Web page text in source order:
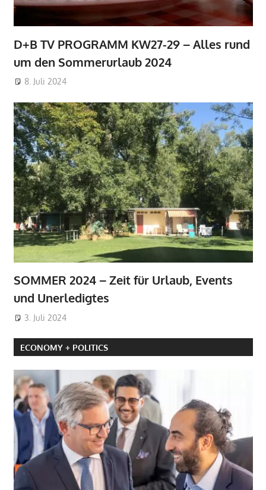
D+B TV PROGRAMM KW27-29 – Alles rund
um den Sommerurlaub 2024
8. Juli 2024
SOMMER 2024 – Zeit für Urlaub, Events
und Unerledigtes
3. Juli 2024
ECONOMY + POLITICS